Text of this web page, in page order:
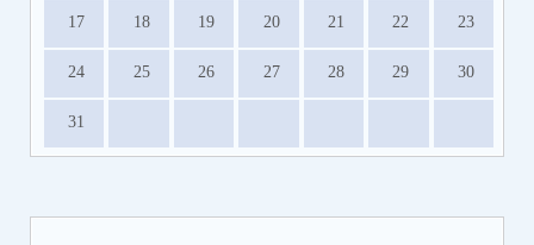
17 18 19 20 21 22 23
24 25 26 27 28 29 30
31